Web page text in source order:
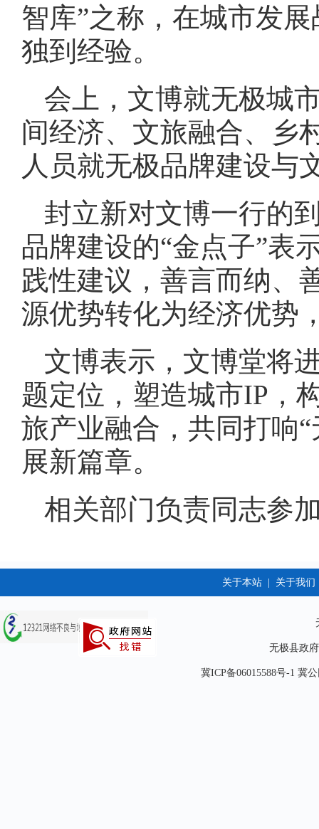
智库”之称，在城市发
独到经验。
会上，文博就无极城
间经济、文旅融合、乡
人员就无极品牌建设与
封立新对文博一行的
品牌建设的“金点子”表
践性建议，善言而纳、
源优势转化为经济优势
文博表示，文博堂将
题定位，塑造城市IP，
旅产业融合，共同打响
展新篇章。
相关部门负责同志参